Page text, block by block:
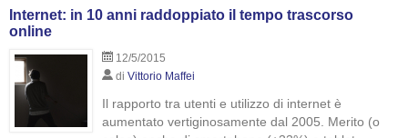
Internet: in 10 anni raddoppiato il tempo trascorso
online
12/5/2015
di Vittorio Maffei
Il rapporto tra utenti e utilizzo di internet è
aumentato vertiginosamente dal 2005. Merito (o